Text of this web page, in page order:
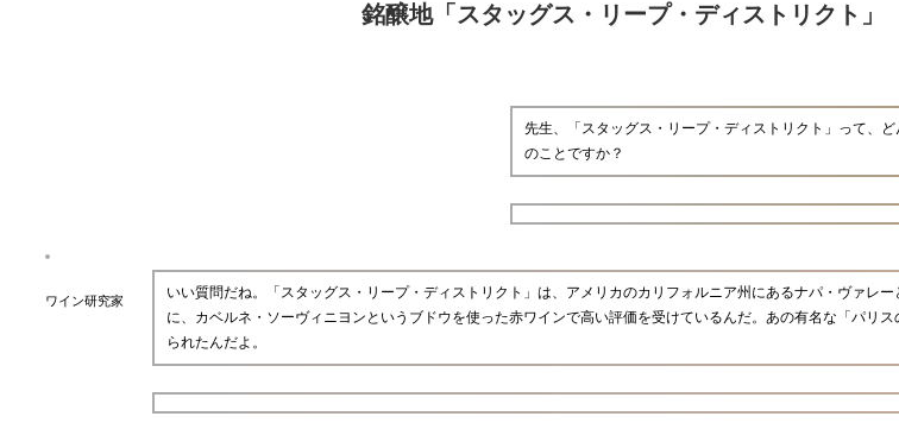
銘醸地「スタッグス・リープ・ディストリクト」
先生、「スタッグス・リープ・ディストリクト」って、
のことですか？
ワイン研究家
いい質問だね。「スタッグス・リープ・ディストリクト」は、アメリカのカリフォルニア州にあるナパ・ヴァレ
に、カベルネ・ソーヴィニヨンというブドウを使った赤ワインで高い評価を受けているんだ。あの有名な「パリ
られたんだよ。